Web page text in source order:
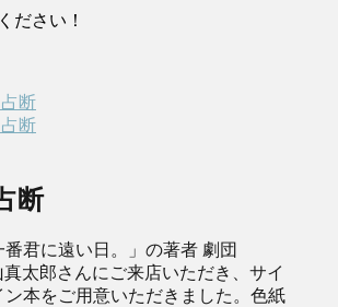
ださい！
断
断
断
番君に遠い日。」の著者 劇団
太郎さんにご来店いただき、サイ
ン本をご用意いただきました。色紙